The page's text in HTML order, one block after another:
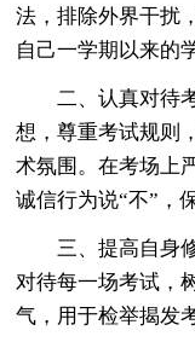
法，排除外界干扰
自己一学期以来的
二、认真对待考
想，尊重考试规则
术氛围。在考场上
诚信行为说“不”，
三、提高自身修
对待每一场考试，
气，用于检举揭发